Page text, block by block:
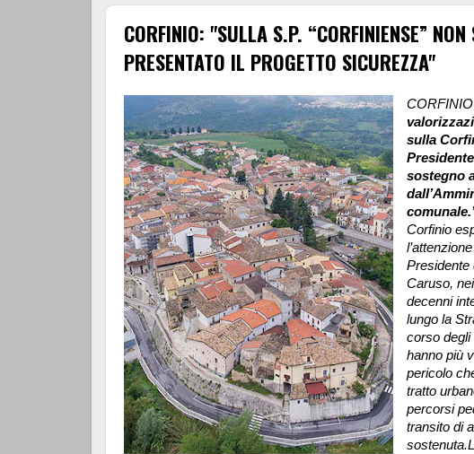
CORFINIO: "SULLA S.P. “CORFINIENSE” NON
PRESENTATO IL PROGETTO SICUREZZA"
sulla
sostegno
Corfinio
Presidente
Caruso,
decenni
lungo la
corso degli
hanno più
pericolo
tratto
percorsi
transito di
sostenuta.